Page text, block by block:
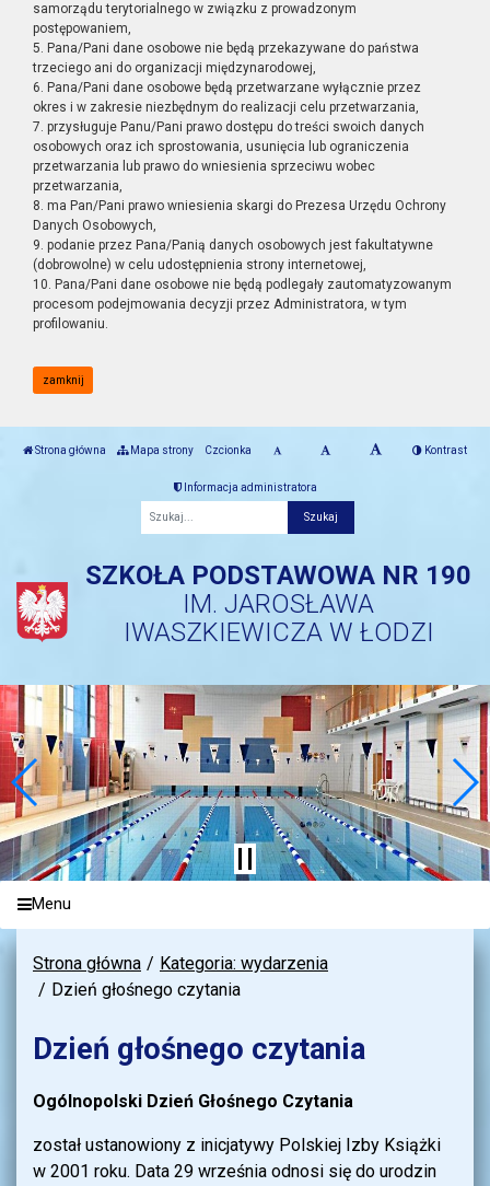
samorządu terytorialnego w związku z prowadzonym
postępowaniem,
5. Pana/Pani dane osobowe nie będą przekazywane do państwa
trzeciego ani do organizacji międzynarodowej,
6. Pana/Pani dane osobowe będą przetwarzane wyłącznie przez
okres i w zakresie niezbędnym do realizacji celu przetwarzania,
7. przysługuje Panu/Pani prawo dostępu do treści swoich danych
osobowych oraz ich sprostowania, usunięcia lub ograniczenia
przetwarzania lub prawo do wniesienia sprzeciwu wobec
przetwarzania,
8. ma Pan/Pani prawo wniesienia skargi do Prezesa Urzędu Ochrony
Danych Osobowych,
9. podanie przez Pana/Panią danych osobowych jest fakultatywne
(dobrowolne) w celu udostępnienia strony internetowej,
10. Pana/Pani dane osobowe nie będą podlegały zautomatyzowanym
procesom podejmowania decyzji przez Administratora, w tym
profilowaniu.
zamknij
Strona główna Mapa strony Czcionka Kontrast
Informacja administratora
SZKOŁA PODSTAWOWA NR 190
IM. JAROSŁAWA
IWASZKIEWICZA W ŁODZI
Menu
Strona główna
Kategoria: wydarzenia
Dzień głośnego czytania
Dzień głośnego czytania
Ogólnopolski Dzień Głośnego Czytania
został ustanowiony z inicjatywy Polskiej Izby Książki
w 2001 roku. Data 29 września odnosi się do urodzin